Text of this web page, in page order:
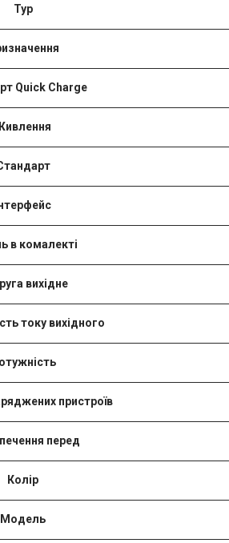
Typ
Quick Charge
в комалекті
вихідне
току вихідного
пристроїв
перед
Колір
Модель